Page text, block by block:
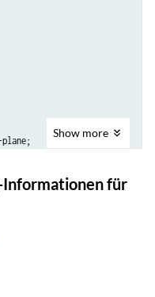
Show more
für